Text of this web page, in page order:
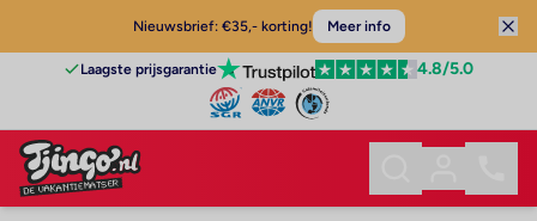
Nieuwsbrief: €35,- korting! Meer info
Laagste prijsgarantie 4.8/5.0